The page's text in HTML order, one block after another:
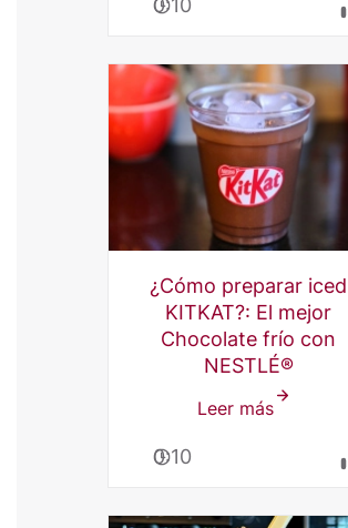
San
Valentín
0:10
¿Cómo preparar iced
KITKAT?: El mejor
Chocolate frío con
NESTLÉ®
Leer mássobre
preparar
KITKAT?:
0:10